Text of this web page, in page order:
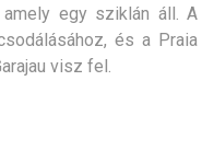
egy sziklán áll. A
és a Praia
visz fel.